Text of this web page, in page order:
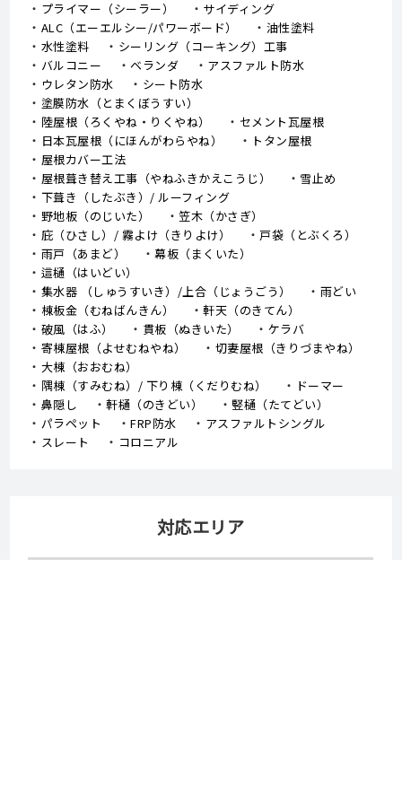
プライマー（シーラー）
サイディング
ALC（エーエルシー/パワーボード）
油性塗料
水性塗料
シーリング（コーキング）工事
バルコニー
ベランダ
アスファルト防水
ウレタン防水
シート防水
塗膜防水（とまくぼうすい）
陸屋根（ろくやね・りくやね）
セメント瓦屋根
日本瓦屋根（にほんがわらやね）
トタン屋根
屋根カバー工法
屋根葺き替え工事（やねふきかえこうじ）
雪止め
下葺き（したぶき）/ ルーフィング
野地板（のじいた）
笠木（かさぎ）
庇（ひさし）/ 霧よけ（きりよけ）
戸袋（とぶくろ）
雨戸（あまど）
幕板（まくいた）
這樋（はいどい）
集水器 （しゅうすいき）/上合（じょうごう）
雨どい
棟板金（むねばんきん）
軒天（のきてん）
破風（はふ）
貫板（ぬきいた）
ケラバ
寄棟屋根（よせむねやね）
切妻屋根（きりづまやね）
大棟（おおむね）
隅棟（すみむね）/ 下り棟（くだりむね）
ドーマー
鼻隠し
軒樋（のきどい）
竪樋（たてどい）
パラペット
FRP防水
アスファルトシングル
スレート
コロニアル
対応エリア